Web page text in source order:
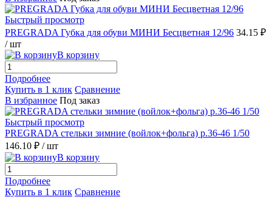
Быстрый просмотр
PREGRADA Губка для обуви МИНИ Бесцветная 12/96 34.15 ₽
/ шт
В корзину
Подробнее
Купить в 1 клик Сравнение
В избранное Под заказ
Быстрый просмотр
PREGRADA стельки зимние (войлок+фольга) р.36-46 1/50
146.10 ₽ / шт
В корзину
Подробнее
Купить в 1 клик Сравнение